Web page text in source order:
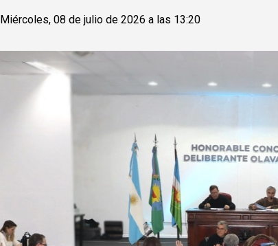
Miércoles, 08 de julio de 2026 a las 13:20